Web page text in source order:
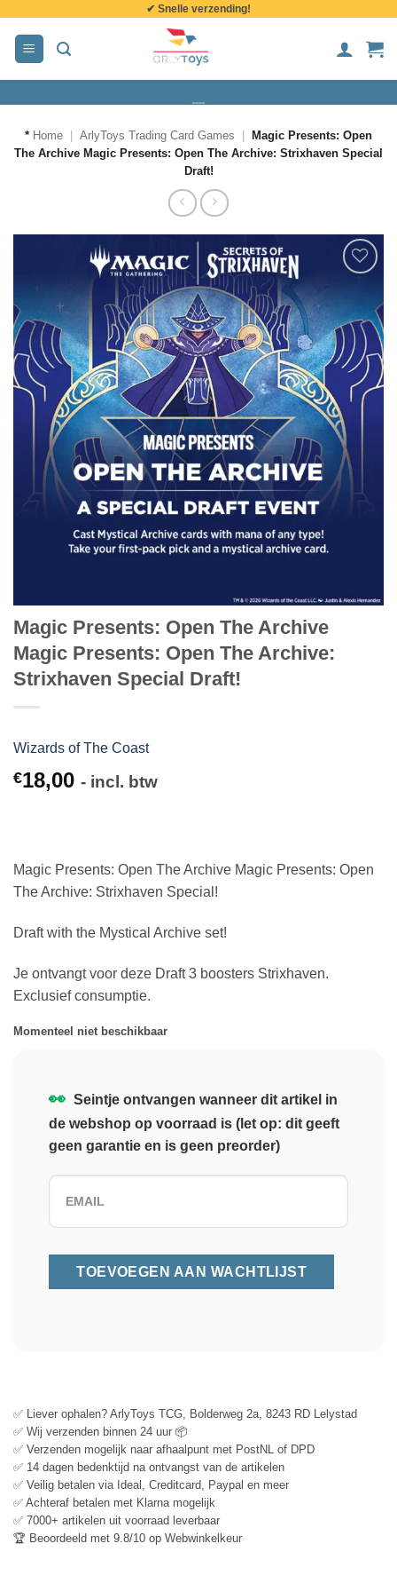
inhoud
✔ Snelle verzending!
* Home ArlyToys Trading Card Games
Magic Presents: Open
The Archive Magic Presents: Open The Archive: Strixhaven Special
Draft!
Magic Presents: Open The Archive
Magic Presents: Open The Archive:
Strixhaven Special Draft!
Wizards of The Coast
€18,00 - incl. btw
Magic Presents: Open The Archive Magic Presents: Open
The Archive: Strixhaven Special!
Draft with the Mystical Archive set!
Je ontvangt voor deze Draft 3 boosters Strixhaven.
Exclusief consumptie.
Momenteel niet beschikbaar
👀 Seintje ontvangen wanneer dit artikel in
de webshop op voorraad is (let op: dit geeft
geen garantie en is geen preorder)
✅ Liever ophalen? ArlyToys TCG, Bolderweg 2a, 8243 RD Lelystad
✅ Wij verzenden binnen 24 uur 📦
✅ Verzenden mogelijk naar afhaalpunt met PostNL of DPD
✅ 14 dagen bedenktijd na ontvangst van de artikelen
✅ Veilig betalen via Ideal, Creditcard, Paypal en meer
✅ Achteraf betalen met Klarna mogelijk
✅ 7000+ artikelen uit voorraad leverbaar
🏆 Beoordeeld met 9.8/10 op Webwinkelkeur